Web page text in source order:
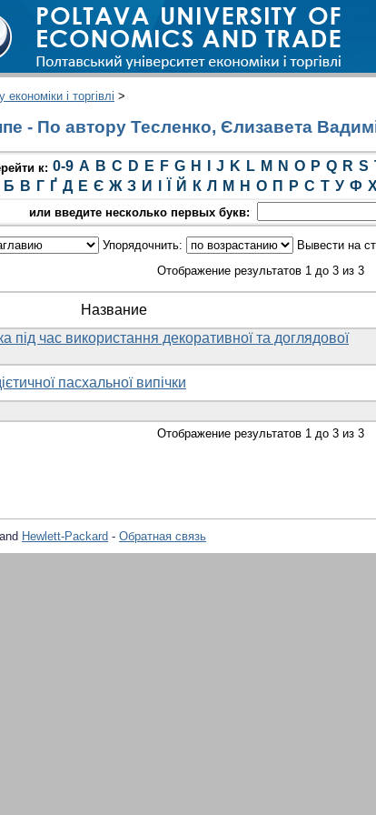
і торгівлі >
- По автору Тесленко, Єлизавета
к: 0-9 A B C D E F G H J K L M N O P Q R S
Б В Г Ґ Д Е Є Ж З И Й К Л М Н О П Р С Т У Ф Х
или введите несколько первых букв:
Упорядочнить: Вывести на
Отображение результатов 1 до 3 из 3
Название
під час використання декоративної та доглядової
пасхальної випічки
Отображение результатов 1 до 3 из 3
and Hewlett-Packard - Обратная связь